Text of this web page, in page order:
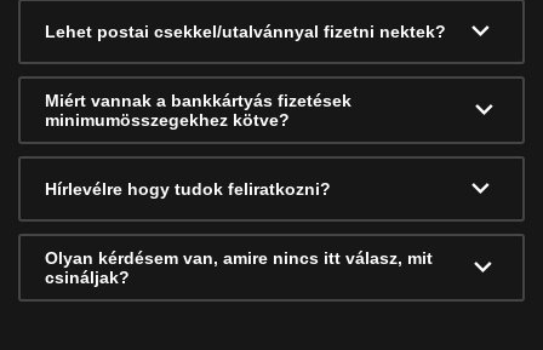
Lehet postai csekkel/utalvánnyal fizetni nektek?
Miért vannak a bankkártyás fizetések
minimumösszegekhez kötve?
Hírlevélre hogy tudok feliratkozni?
Olyan kérdésem van, amire nincs itt válasz, mit
csináljak?